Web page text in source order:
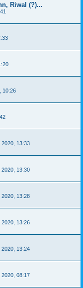
Riwal (?)...
10:26
13:33
13:30
13:28
13:26
13:24
08:17